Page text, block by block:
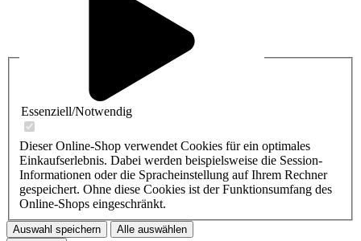
Essenziell/Notwendig
Dieser Online-Shop verwendet Cookies für ein optimales
Einkaufserlebnis. Dabei werden beispielsweise die Session-
Informationen oder die Spracheinstellung auf Ihrem Rechner
gespeichert. Ohne diese Cookies ist der Funktionsumfang des
Online-Shops eingeschränkt.
Auswahl speichern
Alle auswählen